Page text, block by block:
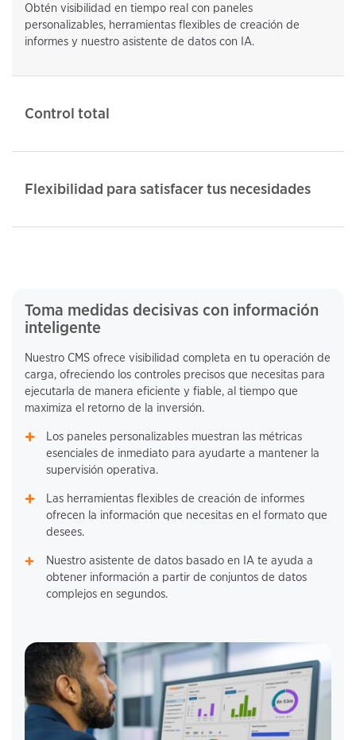
Obtén visibilidad en tiempo real con paneles
personalizables, herramientas flexibles de creación de
informes y nuestro asistente de datos con IA.
Control total
Flexibilidad para satisfacer tus necesidades
Toma medidas decisivas con información
inteligente
Nuestro CMS ofrece visibilidad completa en tu operación de
carga, ofreciendo los controles precisos que necesitas para
ejecutarla de manera eficiente y fiable, al tiempo que
maximiza el retorno de la inversión.
Los paneles personalizables muestran las métricas
esenciales de inmediato para ayudarte a mantener la
supervisión operativa.
Las herramientas flexibles de creación de informes
ofrecen la información que necesitas en el formato que
desees.
Nuestro asistente de datos basado en IA te ayuda a
obtener información a partir de conjuntos de datos
complejos en segundos.